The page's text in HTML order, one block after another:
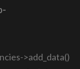
>add_data()